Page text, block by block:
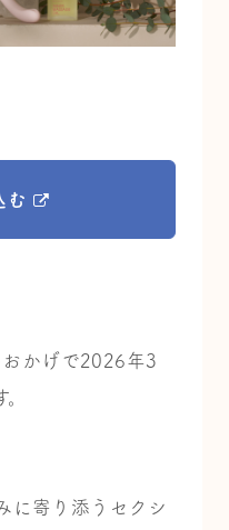
む
かげで2026年3
に寄り添うセクシ